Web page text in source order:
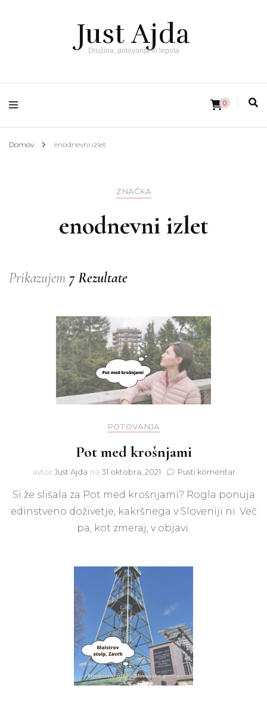
Just Ajda
Družina, potovanja in lepota
0
Domov enodnevni izlet
ZNAČKA
enodnevni izlet
Prikazujem 7 Rezultate
POTOVANJA
Pot med krošnjami
avtor Just Ajda na 31 oktobra, 2021 Pusti komentarna
med
Si že slišala za Pot med krošnjami? Rogla ponuja
edinstveno doživetje, kakršnega v Sloveniji ni. Več
pa, kot zmeraj, v objavi.